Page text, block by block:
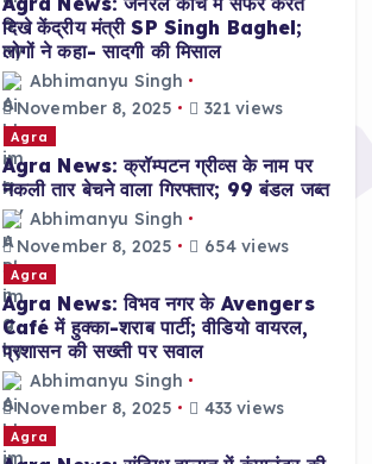
दिखे केंद्रीय मंत्री SP Singh Baghel;
लोगों ने कहा- सादगी की मिसाल
Abhimanyu Singh
November 8, 2025
321 views
Agra
Agra News: क्रॉम्पटन ग्रीव्स के नाम पर
नकली तार बेचने वाला गिरफ्तार; 99 बंडल जब्त
Abhimanyu Singh
November 8, 2025
654 views
Agra
Agra News: विभव नगर के Avengers
Café में हुक्का-शराब पार्टी; वीडियो वायरल,
प्रशासन की सख्ती पर सवाल
Abhimanyu Singh
November 8, 2025
433 views
Agra